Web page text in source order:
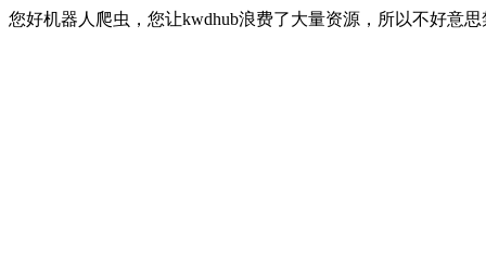
您好机器人爬虫，您让kwdhub浪费了大量资源，所以不好意